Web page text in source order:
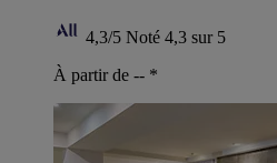
4,3/5 Noté 4,3 sur 5
À partir de -- *